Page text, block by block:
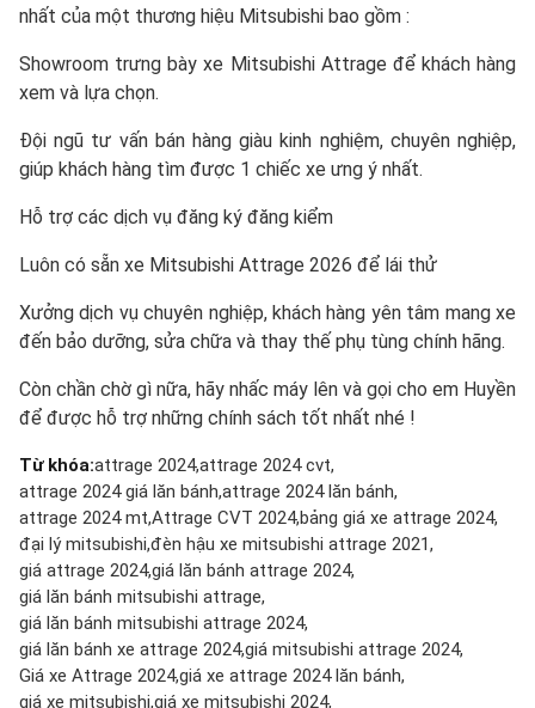
nhất của một thương hiệu Mitsubishi bao gồm :
Showroom trưng bày xe Mitsubishi Attrage để khách hàng
xem và lựa chọn.
Đội ngũ tư vấn bán hàng giàu kinh nghiệm, chuyên nghiệp,
giúp khách hàng tìm được 1 chiếc xe ưng ý nhất.
Hỗ trợ các dịch vụ đăng ký đăng kiểm
Luôn có sẵn xe Mitsubishi Attrage 2026 để lái thử
Xưởng dịch vụ chuyên nghiệp, khách hàng yên tâm mang xe
đến bảo dưỡng, sửa chữa và thay thế phụ tùng chính hãng.
Còn chần chờ gì nữa, hãy nhấc máy lên và gọi cho em Huyền
để được hỗ trợ những chính sách tốt nhất nhé !
Từ khóa:attrage 2024attrage 2024 cvt
attrage 2024 giá lăn bánh attrage 2024 lăn bánh
attrage 2024 mt Attrage CVT 2024bảng giá xe attrage 2024
đại lý mitsubishi đèn hậu xe mitsubishi attrage 2021
giá attrage 2024giá lăn bánh attrage 2024
giá lăn bánh mitsubishi attrage
giá lăn bánh mitsubishi attrage 2024
giá lăn bánh xe attrage 2024giá mitsubishi attrage 2024
Giá xe Attrage 2024giá xe attrage 2024 lăn bánh
giá xe mitsubishi giá xe mitsubishi 2024